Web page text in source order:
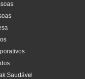
Saudável